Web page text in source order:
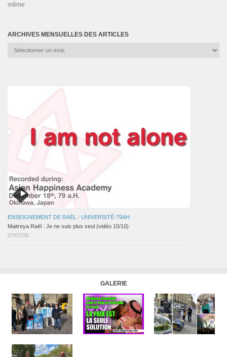
même
ARCHIVES MENSUELLES DES ARTICLES
Archives
ENSEIGNEMENT DE RAËL / UNIVERSITÉ-79AH
Maitreya Raël : Je ne suis plus seul (vidéo 10/10)
07/07/26
GALERIE